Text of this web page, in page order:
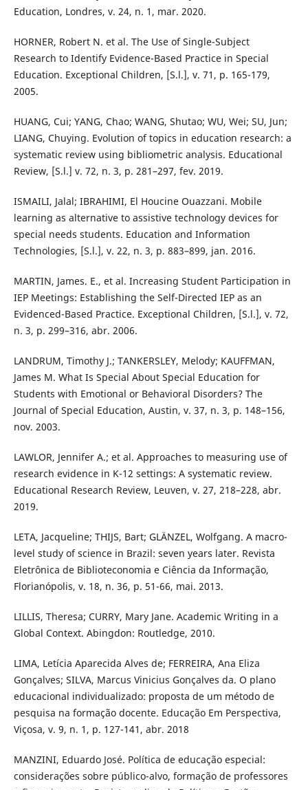
Education, Londres, v. 24, n. 1, mar. 2020.
HORNER, Robert N. et al. The Use of Single-Subject
Research to Identify Evidence-Based Practice in Special
Education. Exceptional Children, [S.l.], v. 71, p. 165-179,
2005.
HUANG, Cui; YANG, Chao; WANG, Shutao; WU, Wei; SU, Jun;
LIANG, Chuying. Evolution of topics in education research: a
systematic review using bibliometric analysis. Educational
Review, [S.l.] v. 72, n. 3, p. 281–297, fev. 2019.
ISMAILI, Jalal; IBRAHIMI, El Houcine Ouazzani. Mobile
learning as alternative to assistive technology devices for
special needs students. Education and Information
Technologies, [S.l.], v. 22, n. 3, p. 883–899, jan. 2016.
MARTIN, James. E., et al. Increasing Student Participation in
IEP Meetings: Establishing the Self-Directed IEP as an
Evidenced-Based Practice. Exceptional Children, [S.l.], v. 72,
n. 3, p. 299–316, abr. 2006.
LANDRUM, Timothy J.; TANKERSLEY, Melody; KAUFFMAN,
James M. What Is Special About Special Education for
Students with Emotional or Behavioral Disorders? The
Journal of Special Education, Austin, v. 37, n. 3, p. 148–156,
nov. 2003.
LAWLOR, Jennifer A.; et al. Approaches to measuring use of
research evidence in K-12 settings: A systematic review.
Educational Research Review, Leuven, v. 27, 218–228, abr.
2019.
LETA, Jacqueline; THIJS, Bart; GLÄNZEL, Wolfgang. A macro-
level study of science in Brazil: seven years later. Revista
Eletrônica de Biblioteconomia e Ciência da Informação,
Florianópolis, v. 18, n. 36, p. 51-66, mai. 2013.
LILLIS, Theresa; CURRY, Mary Jane. Academic Writing in a
Global Context. Abingdon: Routledge, 2010.
LIMA, Letícia Aparecida Alves de; FERREIRA, Ana Eliza
Gonçalves; SILVA, Marcus Vinicius Gonçalves da. O plano
educacional individualizado: proposta de um método de
pesquisa na formação docente. Educação Em Perspectiva,
Viçosa, v. 9, n. 1, p. 127-141, abr. 2018
MANZINI, Eduardo José. Política de educação especial:
considerações sobre público-alvo, formação de professores